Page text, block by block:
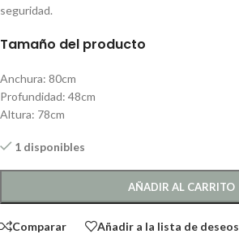
seguridad.
Tamaño del producto
Anchura: 80cm
Profundidad: 48cm
Altura: 78cm
1 disponibles
AÑADIR AL CARRITO
Comparar Añadir a la lista de deseos